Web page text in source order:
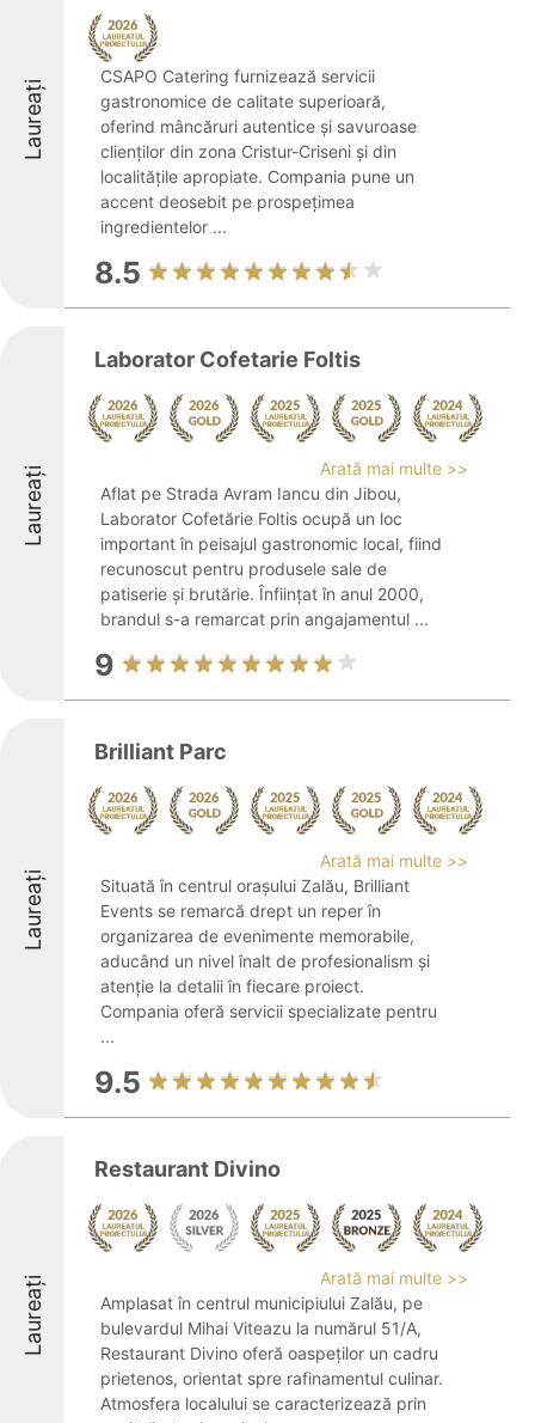
Laureați
CSAPO Catering furnizează servicii
gastronomice de calitate superioară,
oferind mâncăruri autentice și savuroase
clienților din zona Cristur-Criseni și din
localitățile apropiate. Compania pune un
accent deosebit pe prospețimea
ingredientelor ...
8.5
Laureați
Laborator Cofetarie Foltis
Arată mai multe >>
Aflat pe Strada Avram Iancu din Jibou,
Laborator Cofetărie Foltis ocupă un loc
important în peisajul gastronomic local, fiind
recunoscut pentru produsele sale de
patiserie și brutărie. Înființat în anul 2000,
brandul s-a remarcat prin angajamentul ...
9
Laureați
Brilliant Parc
Arată mai multe >>
Situată în centrul orașului Zalău, Brilliant
Events se remarcă drept un reper în
organizarea de evenimente memorabile,
aducând un nivel înalt de profesionalism și
atenție la detalii în fiecare proiect.
Compania oferă servicii specializate pentru
...
9.5
Laureați
Restaurant Divino
Arată mai multe >>
Amplasat în centrul municipiului Zalău, pe
bulevardul Mihai Viteazu la numărul 51/A,
Restaurant Divino oferă oaspeților un cadru
prietenos, orientat spre rafinamentul culinar.
Atmosfera localului se caracterizează prin